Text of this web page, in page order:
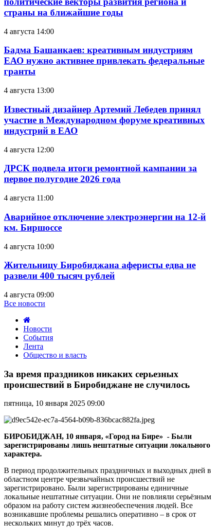
страны на ближайшие годы
4 августа 14:00
Бадма Башанкаев: креативным индустриям
ЕАО нужно активнее привлекать федеральные
гранты
4 августа 13:00
Известный дизайнер Артемий Лебедев принял
участие в Международном форуме креативных
индустрий в ЕАО
4 августа 12:00
ДРСК подвела итоги ремонтной кампании за
первое полугодие 2026 года
4 августа 11:00
Аварийное отключение электроэнергии на 12-й
км. Биршоссе
4 августа 10:00
Жительницу Биробиджана аферисты едва не
развели 400 тысяч рублей
4 августа 09:00
Все новости
Новости
События
Лента
Общество и власть
время
праздников
никаких
происшествий
Биробиджане
не
случилось
За время праздников никаких серьезных
происшествий в Биробиджане не случилось
пятница, 10 января 2025 09:00
БИРОБИДЖАН, 10 января, «Город на Бире» - Были
зарегистрированы лишь нештатные ситуации локального
характера.
В период продолжительных праздничных и выходных дней в
областном центре чрезвычайных происшествий не
зарегистрировано. Были зарегистрированы единичные
локальные нештатные ситуации. Они не повлияли серьёзным
образом на работу систем жизнеобеспечения людей. Все
возникавшие проблемы решались оперативно – в срок от
нескольких минут до трёх часов.